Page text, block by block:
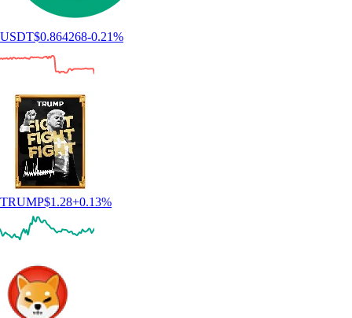
USDT$0.864268-0.21%
TRUMP$1.28+0.13%